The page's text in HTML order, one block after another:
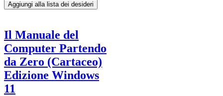
Aggiungi alla lista dei desideri
Il Manuale del
Computer Partendo
da Zero (Cartaceo)
Edizione Windows
11